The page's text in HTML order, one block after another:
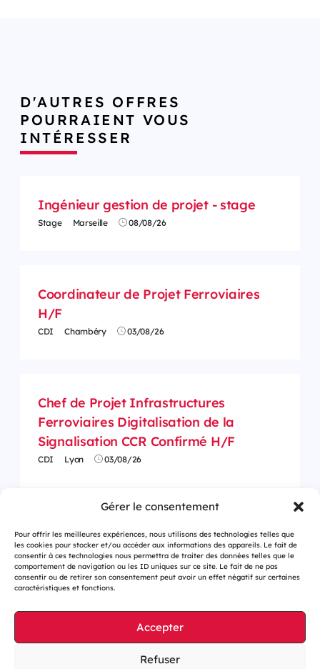
Gérer le consentement
Pour offrir les meilleures expériences, nous utilisons des technologies telles que
les cookies pour stocker et/ou accéder aux informations des appareils. Le fait de
consentir à ces technologies nous permettra de traiter des données telles que le
comportement de navigation ou les ID uniques sur ce site. Le fait de ne pas
consentir ou de retirer son consentement peut avoir un effet négatif sur certaines
caractéristiques et fonctions.
Accepter
Refuser
D'AUTRES OFFRES
POURRAIENT VOUS
INTÉRESSER
Ingénieur gestion de projet - stage
Stage Marseille 08/08/26
Coordinateur de Projet Ferroviaires
H/F
CDI Chambéry 03/08/26
Chef de Projet Infrastructures
Ferroviaires Digitalisation de la
Signalisation CCR Confirmé H/F
CDI Lyon 03/08/26
Gestion des cookies
Mentions légales